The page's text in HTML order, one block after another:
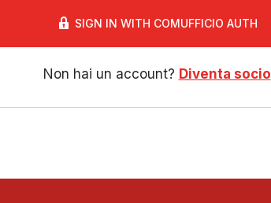
SIGN IN WITH COMUFFICIO AUTH
Non hai un account? Diventa socio